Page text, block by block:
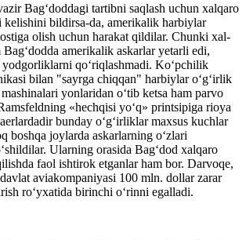
Bag‘doddagi tartibni saqlash uchun xalqaro
bildirsa-da, amerikalik harbiylar
olish uchun harakat qildilar. Chunki xal­
amerikalik askarlar yetarli edi,
qo‘riqlashmadi. Ko‘pchilik
bilan "sayrga chiqqan" harbiylar o‘g‘irlik
yonlaridan o‘tib ketsa ham parvo
«hechqisi yo‘q» printsipiga rioya
bunday o‘g‘irliklar maxsus kuchlar
boshqa joylarda askarlarning o‘zlari
Ularning orasida Bag‘dod xalqaro
faol ishtirok etganlar ham bor. Darvoqe,
aviakompaniyasi 100 mln. dollar zarar
ro‘yxatida birinchi o‘rinni egalladi.